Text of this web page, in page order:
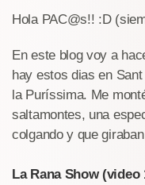
Hola PAC@s!! :D
En este blog voy a
hay estos dias en
la Puríssima. Me
saltamontes, una
colgando y que
La Rana Show (video